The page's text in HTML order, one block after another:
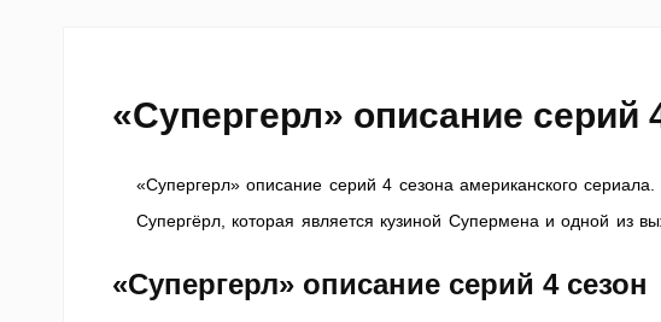
«Супергерл» описание серий
«Супергерл» описание серий 4 сезона американского
Супергёрл, которая является кузиной Супермена и одной из
«Супергерл» описание серий 4 сезон